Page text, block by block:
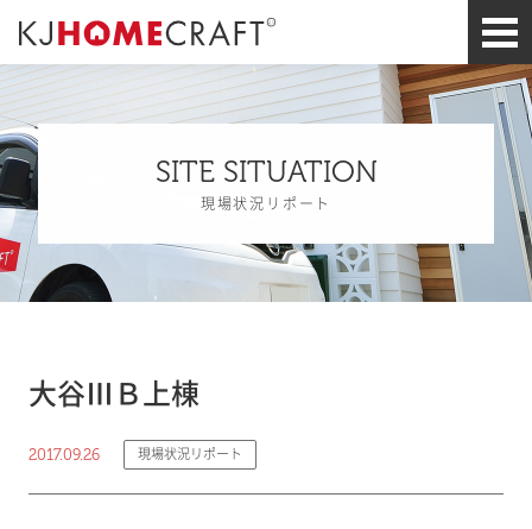
SITE SITUATION
現場状況リポート
大谷ⅢＢ上棟
2017.09.26 現場状況リポート